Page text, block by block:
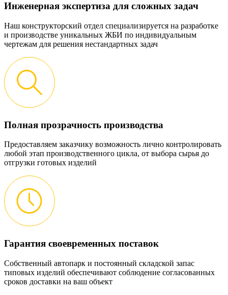
Инженерная экспертиза для сложных задач
Наш конструкторский отдел специализируется на разработке
и производстве уникальных ЖБИ по индивидуальным
чертежам для решения нестандартных задач
Полная прозрачность производства
Предоставляем заказчику возможность лично контролировать
любой этап производственного цикла, от выбора сырья до
отгрузки готовых изделий
Гарантия своевременных поставок
Собственный автопарк и постоянный складской запас
типовых изделий обеспечивают соблюдение согласованных
сроков доставки на ваш объект